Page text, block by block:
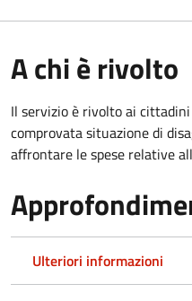
A chi è rivolto
Il servizio è rivolto ai
comprovata situazione di
affrontare le spese relative
Ulteriori informazioni